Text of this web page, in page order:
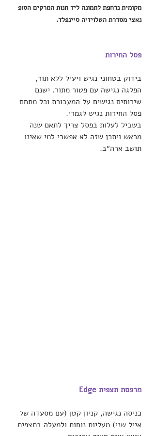
מקומית נדחפת לתמונה ליד חנות המרקים הסופ
נאצי מסדרת הטלויזיה סיינפלד.
פסל החירות
בידוק בטחוני נגיש ויעיל ללא תור,
הפלגה נגישה עם פטור מתור. ישנם
שירותים נגישים על המעבורת וכל מתחם
פסל החירות נגיש לגמרי.
בשביל לעלות בפסל צריך לתאם שנה
מראש ויתכן שזה לא אפשרי למי שאינו
תושב ארה״ב.
מרפסת תצפית Edge
כניסה נגישה, קניון קטן (עם מסעדה של
אייל שני) מעליות נוחות ולמעלה בתצפית